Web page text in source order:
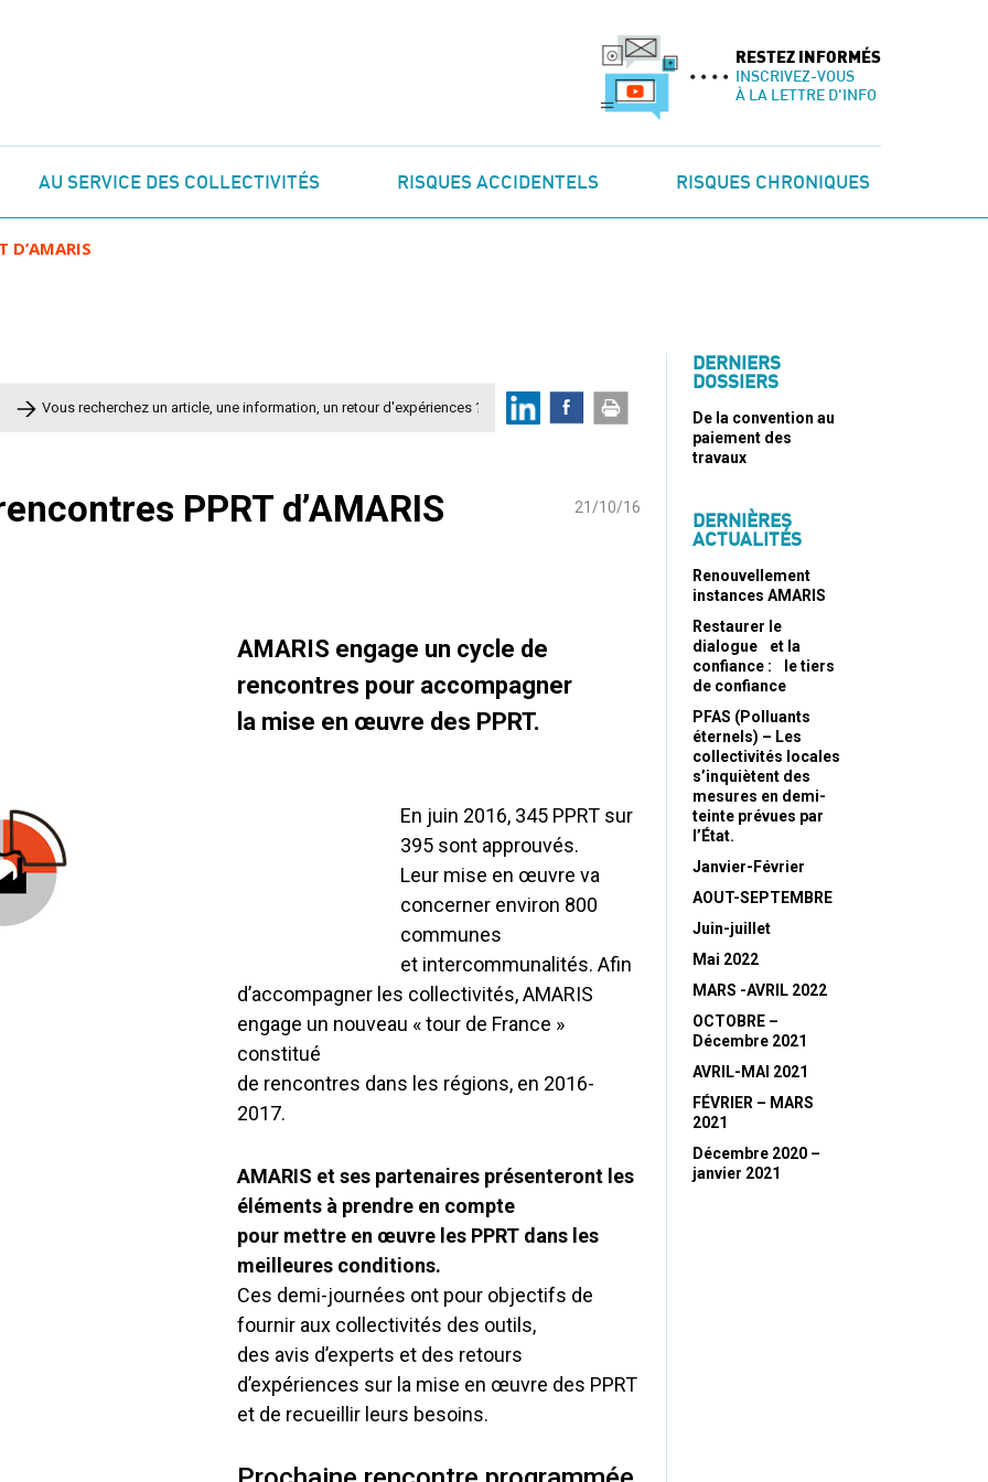
RESTEZ INFORMÉS
INSCRIVEZ-VOUS
À LA LETTRE D'INFO
AU SERVICE DES COLLECTIVITÉS RISQUES ACCIDENTELS RISQUES CHRONIQUES
D’AMARIS
Rechercher :
PPRT d’AMARIS 21/10/16
AMARIS engage un cycle de
rencontres pour accompagner
la mise en œuvre des PPRT.
En juin 2016, 345 PPRT sur
395 sont approuvés.
Leur mise en œuvre va
concerner environ 800
communes
et intercommunalités. Afin
d’accompagner les collectivités, AMARIS
engage un nouveau « tour de France »
constitué
de rencontres dans les régions, en 2016-
2017.
AMARIS et ses partenaires présenteront les
éléments à prendre en compte
pour mettre en œuvre les PPRT dans les
meilleures conditions.
Ces demi-journées ont pour objectifs de
fournir aux collectivités des outils,
des avis d’experts et des retours
d’expériences sur la mise en œuvre des PPRT
et de recueillir leurs besoins.
DERNIERS
DOSSIERS
De la convention au
paiement des
travaux
DERNIÈRES
ACTUALITÉS
Renouvellement
instances AMARIS
Restaurer le
dialogue et la
confiance : le tiers
de confiance
PFAS (Polluants
éternels) – Les
collectivités locales
s’inquiètent des
mesures en demi-
teinte prévues par
l’État.
Janvier-Février
AOUT-SEPTEMBRE
Juin-juillet
Mai 2022
MARS -AVRIL 2022
OCTOBRE –
Décembre 2021
AVRIL-MAI 2021
FÉVRIER – MARS
2021
Décembre 2020 –
janvier 2021